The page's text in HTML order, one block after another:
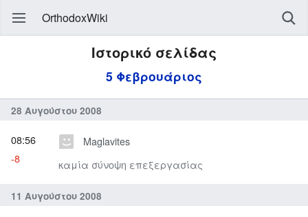
OrthodoxWiki
Ιστορικό σελίδας
5 Φεβρουάριος
28 Αυγούστου 2008
Maglavites
καμία σύνοψη επεξεργασίας
08:56
-8
11 Αυγούστου 2008